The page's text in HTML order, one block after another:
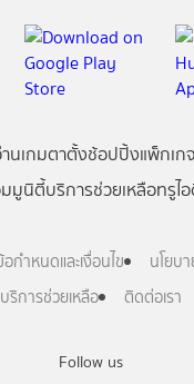
Follow us
นเกมตาตั้งช้อปปิ้งแพ็กเกจ
มูนิตี้บริการช่วยเหลือทรูไ
อกำหนดและเงื่อนไข
นโยบ
บริการช่วยเหลือ
ติดต่อเรา